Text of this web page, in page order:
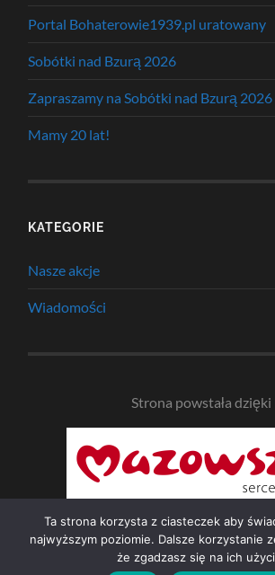
Portal Bohaterowie1939.pl uratowany
Sobótki nad Bzurą 2026
Zapraszamy na Sobótki nad Bzurą 2026
Mamy 20 lat!
KATEGORIE
Nasze akcje
Wiadomości
Strona powstała dzięki
Ta strona korzysta z ciasteczek aby
najwyższym poziomie. Dalsze korzystanie
że zgadzasz się na ich